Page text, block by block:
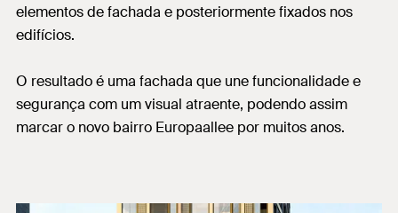
elementos de fachada e posteriormente fixados nos
edifícios.
O resultado é uma fachada que une funcionalidade e
segurança com um visual atraente, podendo assim
marcar o novo bairro Europaallee por muitos anos.